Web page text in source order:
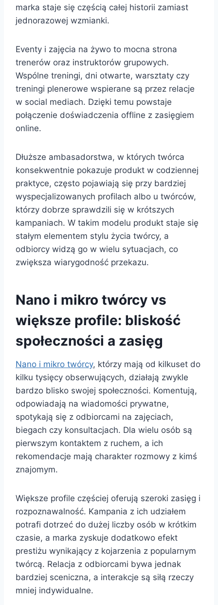
marka staje się częścią całej historii zamiast
jednorazowej wzmianki.
Eventy i zajęcia na żywo to mocna strona
trenerów oraz instruktorów grupowych.
Wspólne treningi, dni otwarte, warsztaty czy
treningi plenerowe wspierane są przez relacje
w social mediach. Dzięki temu powstaje
połączenie doświadczenia offline z zasięgiem
online.
Dłuższe ambasadorstwa, w których twórca
konsekwentnie pokazuje produkt w codziennej
praktyce, często pojawiają się przy bardziej
wyspecjalizowanych profilach albo u twórców,
którzy dobrze sprawdzili się w krótszych
kampaniach. W takim modelu produkt staje się
stałym elementem stylu życia twórcy, a
odbiorcy widzą go w wielu sytuacjach, co
zwiększa wiarygodność przekazu.
Nano i mikro twórcy vs
większe profile: bliskość
społeczności a zasięg
Nano i mikro twórcy, którzy mają od kilkuset do
kilku tysięcy obserwujących, działają zwykle
bardzo blisko swojej społeczności. Komentują,
odpowiadają na wiadomości prywatne,
spotykają się z odbiorcami na zajęciach,
biegach czy konsultacjach. Dla wielu osób są
pierwszym kontaktem z ruchem, a ich
rekomendacje mają charakter rozmowy z kimś
znajomym.
Większe profile częściej oferują szeroki zasięg i
rozpoznawalność. Kampania z ich udziałem
potrafi dotrzeć do dużej liczby osób w krótkim
czasie, a marka zyskuje dodatkowo efekt
prestiżu wynikający z kojarzenia z popularnym
twórcą. Relacja z odbiorcami bywa jednak
bardziej sceniczna, a interakcje są siłą rzeczy
mniej indywidualne.